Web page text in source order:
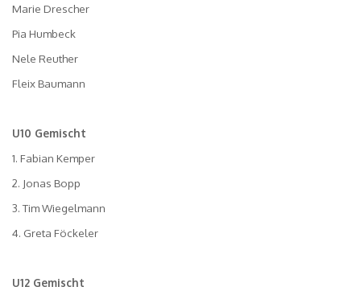
Marie Drescher
Pia Humbeck
Nele Reuther
Fleix Baumann
U10 Gemischt
1. Fabian Kemper
2. Jonas Bopp
3. Tim Wiegelmann
4. Greta Föckeler
U12 Gemischt